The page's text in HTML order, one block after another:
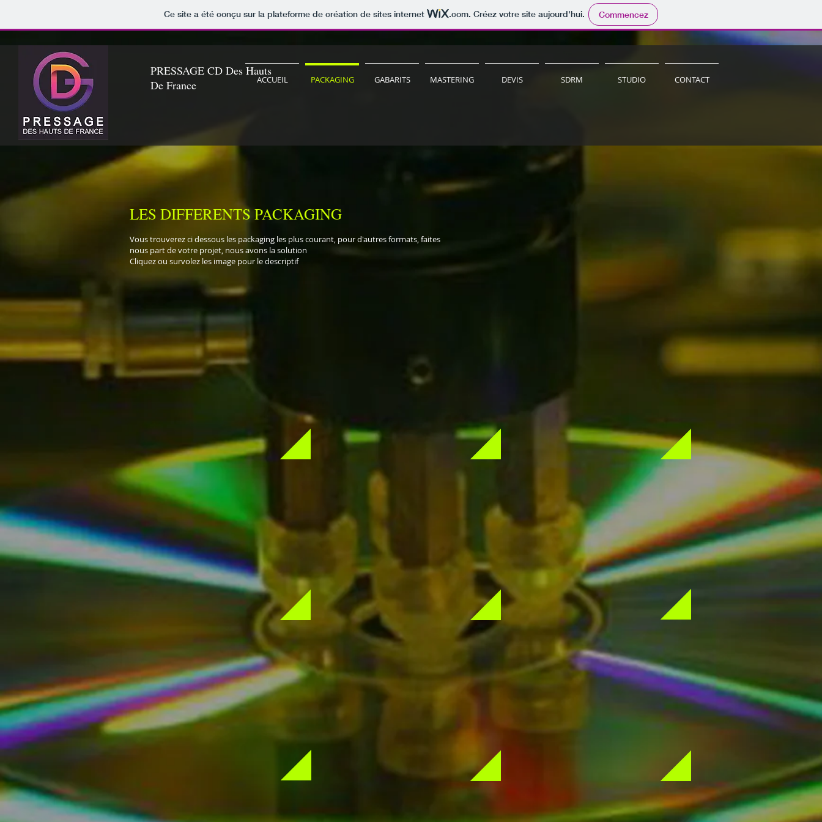
Ce site a été conçu sur la plateforme de création de sites internet .com. Créez votre site aujourd'hui. Commencez
PRESSAGE CD Des Hauts
De France
ACCUEIL PACKAGING GABARITS MASTERING DEVIS SDRM STUDIO CONTACT
LES DIFFERENTS PACKAGING
Vous trouverez ci dessous les packaging les plus courant, pour d'autres formats, faites
nous part de votre projet, nous avons la solution
Cliquez ou survolez les image pour le descriptif